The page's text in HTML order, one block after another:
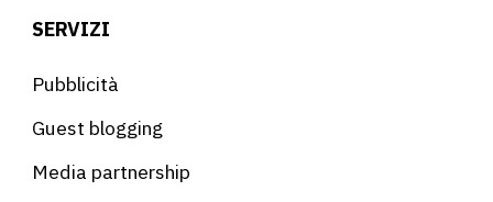
SERVIZI
Pubblicità
Guest blogging
Media partnership